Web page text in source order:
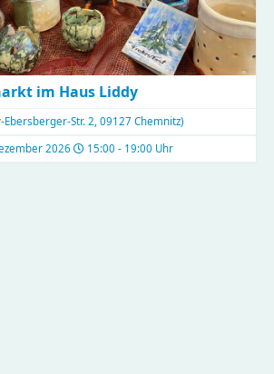
im Haus Liddy
Ebersberger-Str. 2, 09127 Chemnitz)
2026
15:00 - 19:00 Uhr